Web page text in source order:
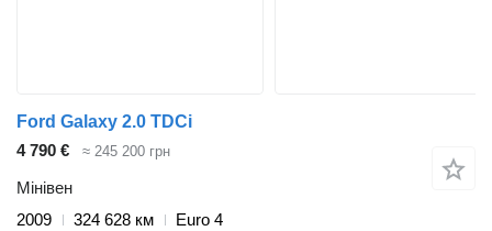
Ford Galaxy 2.0 TDCi
4 790 €
≈ 245 200 грн
Мінівен
2009
324 628 км
Euro 4